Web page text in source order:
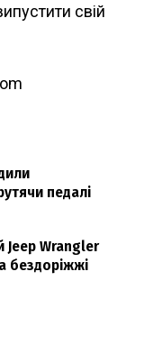
свій
педалі
Jeep Wrangler
бездоріжжі